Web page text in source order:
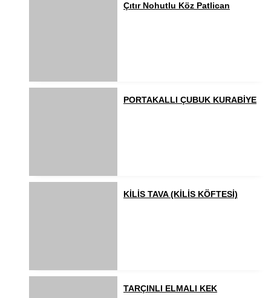
Çıtır Nohutlu Köz Patlican
PORTAKALLI ÇUBUK KURABİYE
KİLİS TAVA (KİLİS KÖFTESİ)
TARÇINLI ELMALI KEK